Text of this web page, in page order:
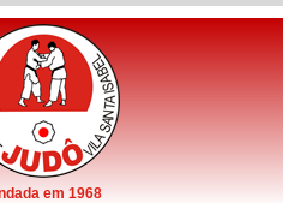
em 1968